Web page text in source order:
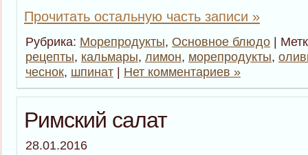
Прочитать остальную часть записи »
Рубрика: Морепродукты, Основное блюдо |
рецепты, кальмары, лимон, морепродукты,
чеснок, шпинат | Нет комментариев »
Римский салат
28.01.2016